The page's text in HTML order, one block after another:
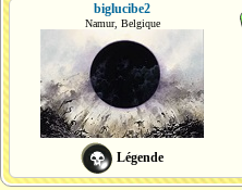
biglucibe2
Namur, Belgique
Légende